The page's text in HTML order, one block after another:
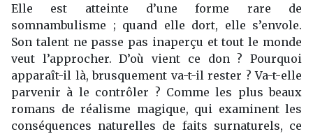
Elle est atteinte d’une forme rare de
somnambulisme ; quand elle dort, elle s’envole.
Son talent ne passe pas inaperçu et tout le monde
veut l’approcher. D’où vient ce don ? Pourquoi
apparaît-il là, brusquement va-t-il rester ? Va-t-elle
parvenir à le contrôler ? Comme les plus beaux
romans de réalisme magique, qui examinent les
conséquences naturelles de faits surnaturels, ce